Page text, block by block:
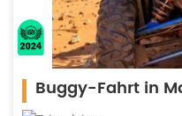
Buggy-Fahrt in